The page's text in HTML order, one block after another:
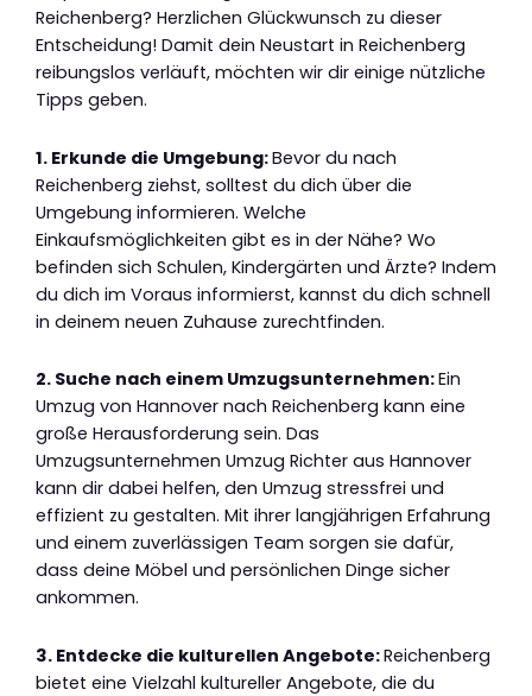
Reichenberg? Herzlichen Glückwunsch zu dieser
Entscheidung! Damit dein Neustart in Reichenberg
reibungslos verläuft, möchten wir dir einige nützliche
Tipps geben.
1. Erkunde die Umgebung:Bevor du nach
Reichenberg ziehst, solltest du dich über die
Umgebung informieren. Welche
Einkaufsmöglichkeiten gibt es in der Nähe? Wo
befinden sich Schulen, Kindergärten und Ärzte? Indem
du dich im Voraus informierst, kannst du dich schnell
in deinem neuen Zuhause zurechtfinden.
2. Suche nach einem Umzugsunternehmen:Ein
Umzug von Hannover nach Reichenberg kann eine
große Herausforderung sein. Das
Umzugsunternehmen Umzug Richter aus Hannover
kann dir dabei helfen, den Umzug stressfrei und
effizient zu gestalten. Mit ihrer langjährigen Erfahrung
und einem zuverlässigen Team sorgen sie dafür,
dass deine Möbel und persönlichen Dinge sicher
ankommen.
3. Entdecke die kulturellen Angebote:Reichenberg
bietet eine Vielzahl kultureller Angebote, die du